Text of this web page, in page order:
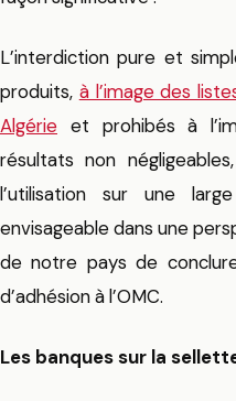
L’interdiction pure et
produits, à l’image des
Algérie et prohibés à
résultats non
l’utilisation sur une
envisageable dans une
de notre pays de
d’adhésion à l’OMC.
Les banques sur la